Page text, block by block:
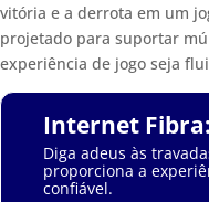
vitória e a derrota em um
projetado para suportar
experiência de jogo seja
Internet
Diga adeus às
proporciona a
confiável.